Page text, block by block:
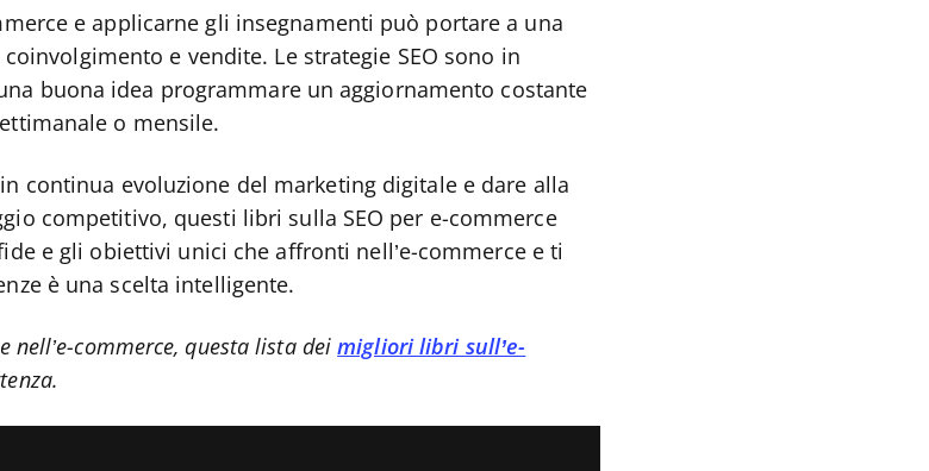
e applicarne gli insegnamenti può portare a una
e vendite. Le strategie SEO sono in
buona idea programmare un aggiornamento costante
o mensile.
continua evoluzione del marketing digitale e dare alla
competitivo, questi libri sulla SEO per e-commerce
e gli obiettivi unici che affronti nell’e-commerce e ti
è una scelta intelligente.
nell’e-commerce, questa lista deimigliori libri sull’e-